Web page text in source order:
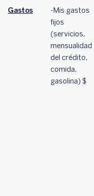
Gastos
-Mis gastos
fijos
(servicios,
mensualidad
del crédito,
comida,
gasolina) $